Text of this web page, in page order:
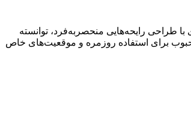
با طراحی رایحه‌هایی منحصربه‌فرد، توانسته
برای استفاده روزمره و موقعیت‌های خاص